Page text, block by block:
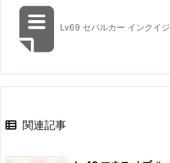
Lv69 セパルカー インクイジ
関連記事